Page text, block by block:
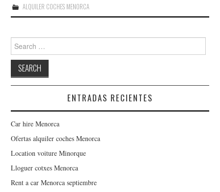
ALQUILER COCHES MENORCA
Search for:
ENTRADAS RECIENTES
Car hire Menorca
Ofertas alquiler coches Menorca
Location voiture Minorque
Lloguer cotxes Menorca
Rent a car Menorca septiembre